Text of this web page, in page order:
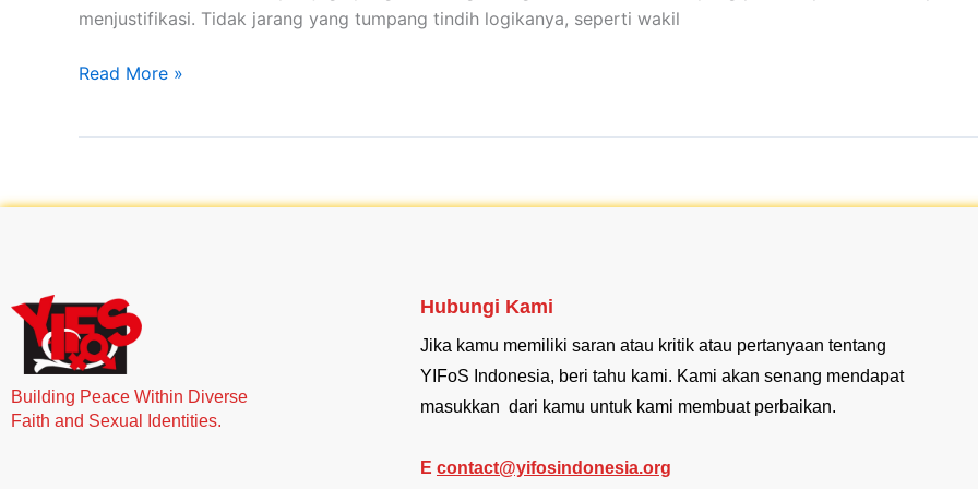
menjustifikasi. Tidak jarang yang tumpang tindih logikanya, seperti wakil
Read More »
Building Peace Within Diverse
Faith and Sexual Identities.
Hubungi Kami
Jika kamu memiliki saran atau kritik atau pertanyaan tentang
YIFoS Indonesia, beri tahu kami. Kami akan senang mendapat
masukkan dari kamu untuk kami membuat perbaikan.
E contact@yifosindonesia.org